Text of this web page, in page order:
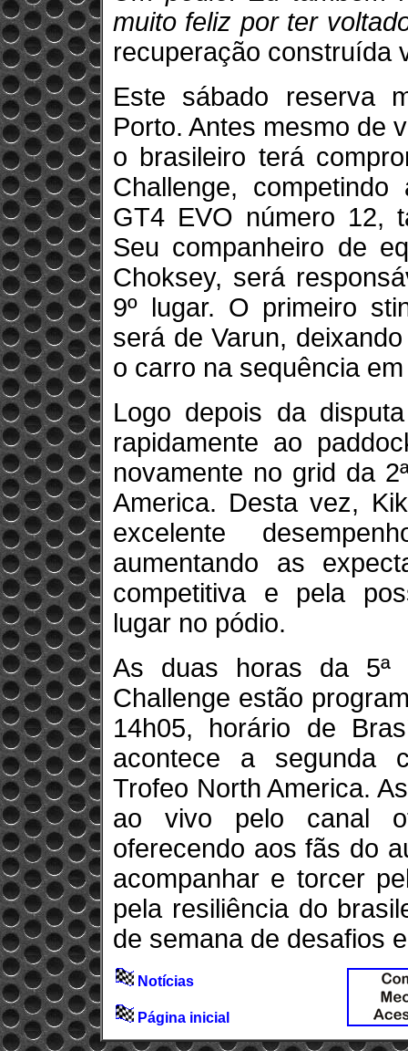
muito feliz por ter
recuperação construída
Este sábado reserva
Porto. Antes mesmo de
o brasileiro terá
Challenge,
GT4 EVO número 12,
Seu companheiro de
Choksey, será
9º lugar. O primeiro
será de Varun,
o carro na sequência
Logo depois da
rapidamente ao
novamente no grid da
America. Desta vez,
excelente
aumentando as
competitiva e pela
lugar no pódio.
As duas horas da 5ª
Challenge estão
14h05, horário de
acontece a segunda
Trofeo North America.
ao vivo pelo canal
oferecendo aos fãs do
acompanhar e torcer
pela resiliência do
de semana de desafios
Notícias
Página inicial